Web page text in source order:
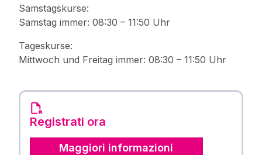
Samstagskurse:
Samstag immer: 08:30 – 11:50 Uhr
Tageskurse:
Mittwoch und Freitag immer: 08:30 – 11:50 Uhr
Registrati ora
Maggiori informazioni